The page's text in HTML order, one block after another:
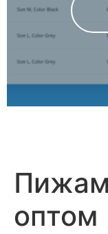
оптом